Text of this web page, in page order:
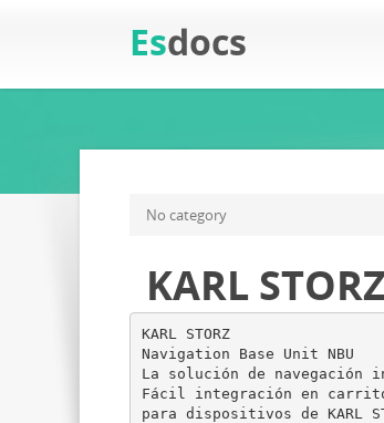
Esdocs
No category
KARL
KARL STORZ
Navigation Base Unit NBU
La solución de navegación
Fácil integración en
para dispositivos de KARL